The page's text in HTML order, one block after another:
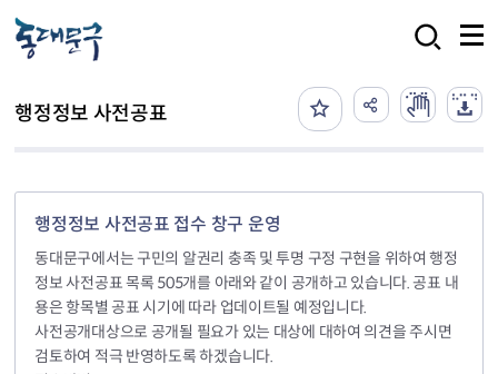
행정정보 사전공표
행정정보 사전공표 접수 창구 운영
동대문구에서는 구민의 알권리 충족 및 투명 구정 구현을 위하여 행정
정보 사전공표 목록 505개를 아래와 같이 공개하고 있습니다. 공표 내
용은 항목별 공표 시기에 따라 업데이트될 예정입니다.
사전공개대상으로 공개될 필요가 있는 대상에 대하여 의견을 주시면
검토하여 적극 반영하도록 하겠습니다.